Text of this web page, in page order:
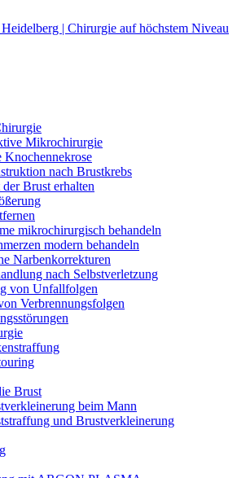
Mikrochirurgie
Knochennekrose
nach Brustkrebs
Brust erhalten
mikrochirurgisch behandeln
modern behandeln
Narbenkorrekturen
nach Selbstverletzung
von Unfallfolgen
Verbrennungsfolgen
Brust
beim Mann
und Brustverkleinerung